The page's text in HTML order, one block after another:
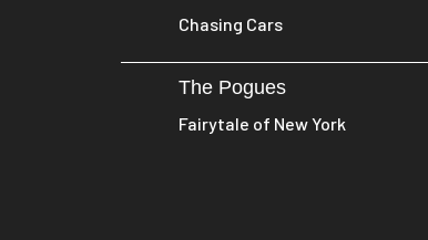
Chasing Cars
The Pogues
Fairytale of New York